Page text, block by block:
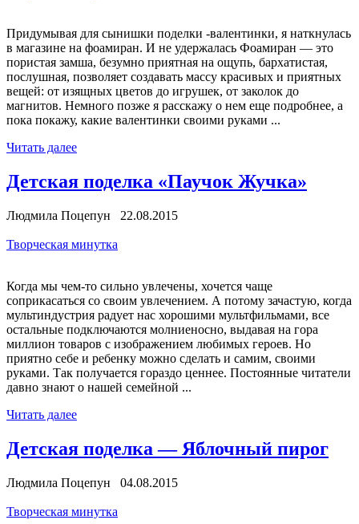
Придумывая для сынишки поделки -валентинки, я наткнулась
в магазине на фоамиран. И не удержалась Фоамиран — это
пористая замша, безумно приятная на ощупь, бархатистая,
послушная, позволяет создавать массу красивых и приятных
вещей: от изящных цветов до игрушек, от заколок до
магнитов. Немного позже я расскажу о нем еще подробнее, а
пока покажу, какие валентинки своими руками ...
Читать далее
Детская поделка «Паучок Жучка»
Людмила Поцепун 22.08.2015
Творческая минутка
Когда мы чем-то сильно увлечены, хочется чаще
соприкасаться со своим увлечением. А потому зачастую, когда
мультиндустрия радует нас хорошими мультфильмами, все
остальные подключаются молниеносно, выдавая на гора
миллион товаров с изображением любимых героев. Но
приятно себе и ребенку можно сделать и самим, своими
руками. Так получается гораздо ценнее. Постоянные читатели
давно знают о нашей семейной ...
Читать далее
Детская поделка — Яблочный пирог
Людмила Поцепун 04.08.2015
Творческая минутка